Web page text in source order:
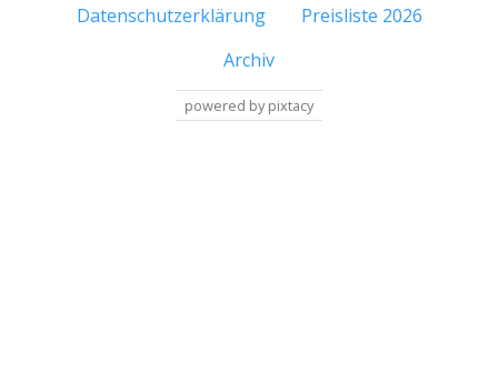
Datenschutzerklärung
Preisliste 2026
Archiv
powered by pixtacy